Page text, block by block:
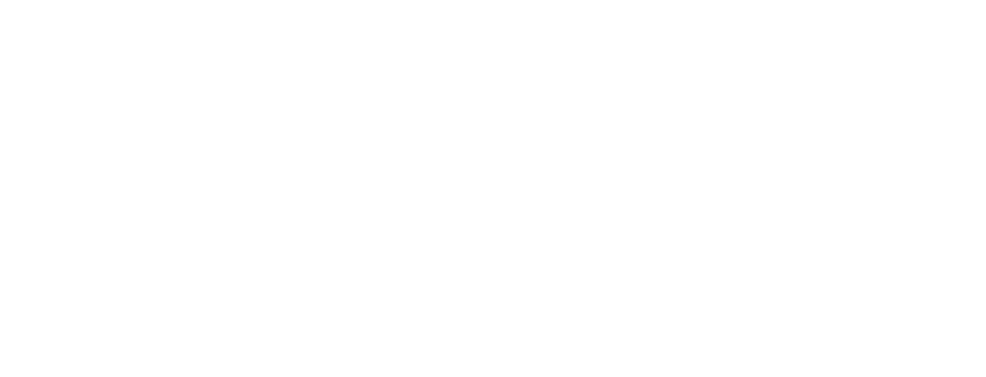
en plus sur notre centre d’innovation et présentez votre idée.